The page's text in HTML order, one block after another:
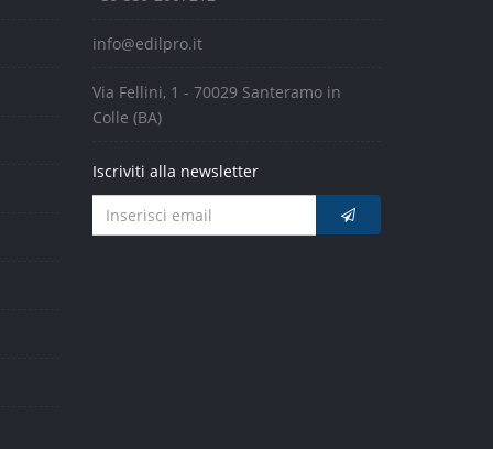
info@edilpro.it
Via Fellini, 1 - 70029 Santeramo in
Colle (BA)
Iscriviti alla newsletter